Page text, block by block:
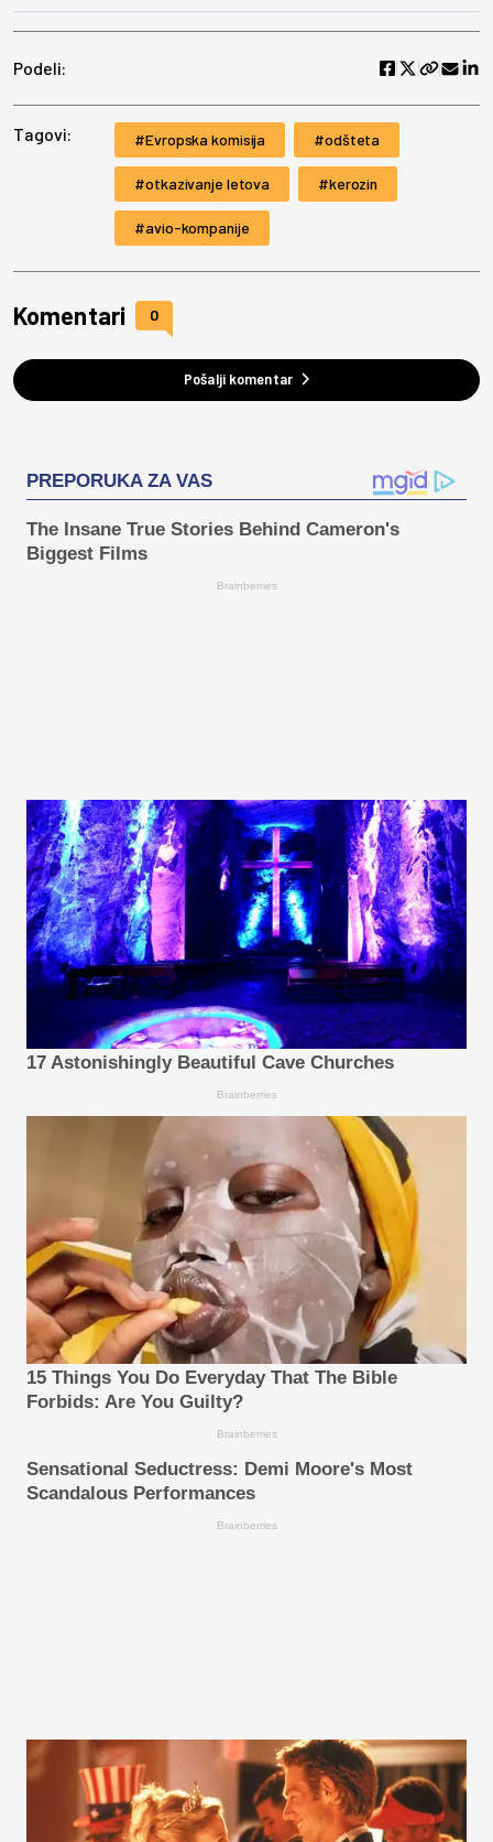
Podeli:
Tagovi: Evropska komisija odšteta
otkazivanje letova kerozin
avio-kompanije
Komentari 0
Pošalji komentar
PREPORUKA ZA VAS
The Insane True Stories Behind Cameron's
Biggest Films
Brainberries
17 Astonishingly Beautiful Cave Churches
Brainberries
15 Things You Do Everyday That The Bible
Forbids: Are You Guilty?
Brainberries
Sensational Seductress: Demi Moore's Most
Scandalous Performances
Brainberries